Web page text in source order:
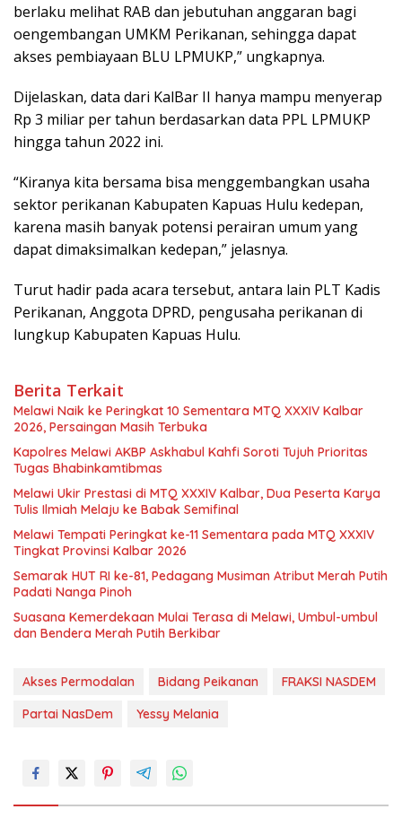
berlaku melihat RAB dan jebutuhan anggaran bagi
oengembangan UMKM Perikanan, sehingga dapat
akses pembiayaan BLU LPMUKP,” ungkapnya.
Dijelaskan, data dari KalBar II hanya mampu menyerap
Rp 3 miliar per tahun berdasarkan data PPL LPMUKP
hingga tahun 2022 ini.
“Kiranya kita bersama bisa menggembangkan usaha
sektor perikanan Kabupaten Kapuas Hulu kedepan,
karena masih banyak potensi perairan umum yang
dapat dimaksimalkan kedepan,” jelasnya.
Turut hadir pada acara tersebut, antara lain PLT Kadis
Perikanan, Anggota DPRD, pengusaha perikanan di
lungkup Kabupaten Kapuas Hulu.
Berita Terkait
Melawi Naik ke Peringkat 10 Sementara MTQ XXXIV Kalbar
2026, Persaingan Masih Terbuka
Kapolres Melawi AKBP Askhabul Kahfi Soroti Tujuh Prioritas
Tugas Bhabinkamtibmas
Melawi Ukir Prestasi di MTQ XXXIV Kalbar, Dua Peserta Karya
Tulis Ilmiah Melaju ke Babak Semifinal
Melawi Tempati Peringkat ke-11 Sementara pada MTQ XXXIV
Tingkat Provinsi Kalbar 2026
Semarak HUT RI ke-81, Pedagang Musiman Atribut Merah Putih
Padati Nanga Pinoh
Suasana Kemerdekaan Mulai Terasa di Melawi, Umbul-umbul
dan Bendera Merah Putih Berkibar
Akses Permodalan Bidang Peikanan
FRAKSI NASDEM
Partai NasDem
Yessy Melania